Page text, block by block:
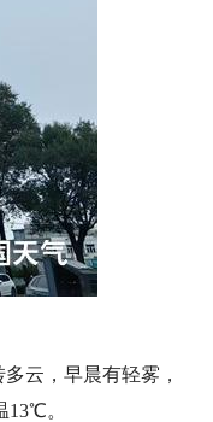
云，早晨有轻雾，
13℃。